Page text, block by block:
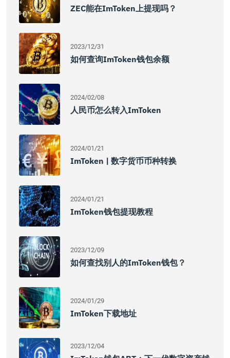
ZEC能在imToken上提现吗？
2023/12/31
如何查询imToken钱包余额
2024/02/08
人民币怎么转入imToken
2024/01/21
ImToken | 数字货币币种转换
2024/01/21
ImToken钱包提现教程
2023/12/09
如何查找别人的imToken钱包？
2024/01/29
ImToken下载地址
2023/12/04